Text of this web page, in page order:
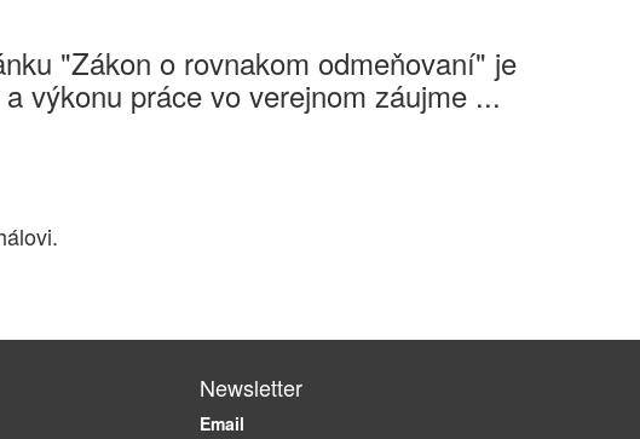
"Zákon o rovnakom odmeňovaní" je
výkonu práce vo verejnom záujme ...
Newsletter
Email